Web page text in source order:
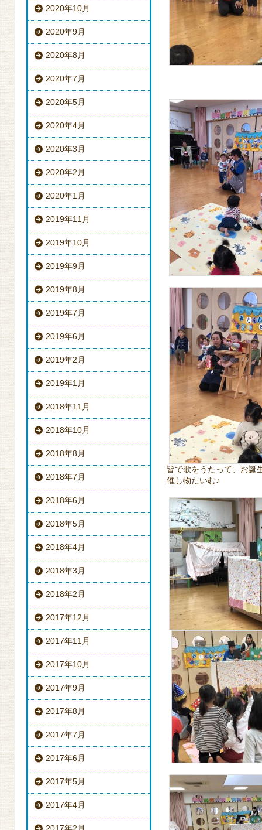
2020年10月
2020年9月
2020年8月
2020年7月
2020年5月
2020年4月
2020年3月
2020年2月
2020年1月
2019年11月
2019年10月
2019年9月
2019年8月
2019年7月
2019年6月
2019年2月
2019年1月
2018年11月
2018年10月
2018年8月
2018年7月
2018年6月
2018年5月
2018年4月
2018年3月
2018年2月
2017年12月
2017年11月
2017年10月
2017年9月
2017年8月
2017年7月
2017年6月
2017年5月
2017年4月
皆で歌をうたって、お誕
催し物たいむ♪